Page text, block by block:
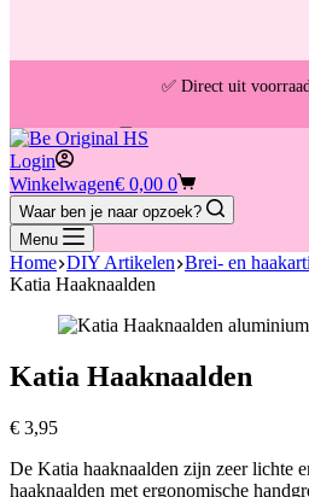
✅ Direct uit
🚚 Gratis verzending vanaf
📦 Voor 13:00u besteld =
Login
Winkelwagen€ 0,00 0
Waar ben je naar opzoek?
Menu
Home DIY Artikelen Brei- en
Katia Haaknaalden
Katia Haaknaalden
€ 3,95
De Katia haaknaalden zijn zeer lichte
haaknaalden met ergonomische